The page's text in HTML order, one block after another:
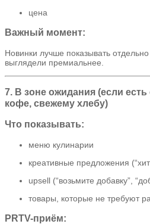
цена
Важный момент:
Новинки лучше показывать
выглядели премиальнее.
7. В зоне ожидания (если
кофе, свежему хлебу)
Что показывать:
меню кулинарии
креативные предложения
upsell (“возьмите добавку”,
товары, которые не требуют
PRTV-приём: